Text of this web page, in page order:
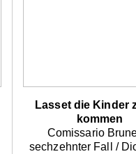
Lasset die Kinder
kommen
Comissario
sechzehnter Fall /